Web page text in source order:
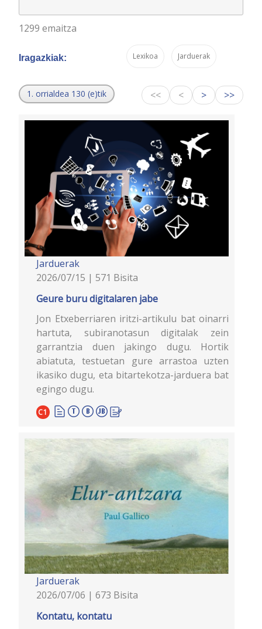
1299 emaitza
Iragazkiak: Lexikoa Jarduerak
1. orrialdea 130 (e)tik << < > >>
Jarduerak
2026/07/15 | 571 Bisita
Geure buru digitalaren jabe
Jon Etxeberriaren iritzi-artikulu bat oinarri
hartuta, subiranotasun digitalak zein
garrantzia duen jakingo dugu. Hortik
abiatuta, testuetan gure arrastoa uzten
ikasiko dugu, eta bitartekotza-jarduera bat
egingo dugu.
C1
Jarduerak
2026/07/06 | 673 Bisita
Kontatu, kontatu